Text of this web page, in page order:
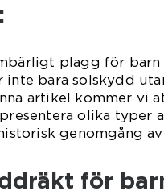
plagg för barn
inte bara solskydd
artikel kommer vi
olika typer
genomgång
för